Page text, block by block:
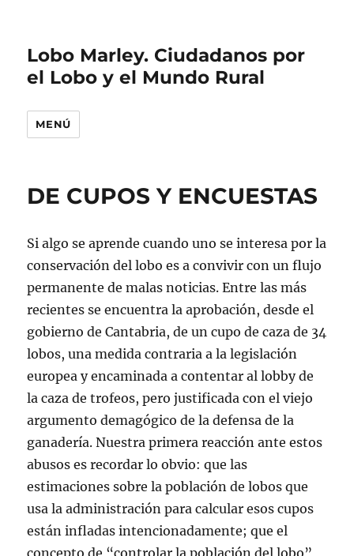
Lobo Marley. Ciudadanos por
el Lobo y el Mundo Rural
MENÚ
DE CUPOS Y ENCUESTAS
Si algo se aprende cuando uno se interesa por la
conservación del lobo es a convivir con un flujo
permanente de malas noticias. Entre las más
recientes se encuentra la aprobación, desde el
gobierno de Cantabria, de un cupo de caza de 34
lobos, una medida contraria a la legislación
europea y encaminada a contentar al lobby de
la caza de trofeos, pero justificada con el viejo
argumento demagógico de la defensa de la
ganadería. Nuestra primera reacción ante estos
abusos es recordar lo obvio: que las
estimaciones sobre la población de lobos que
usa la administración para calcular esos cupos
están infladas intencionadamente; que el
concepto de “controlar la población del lobo”